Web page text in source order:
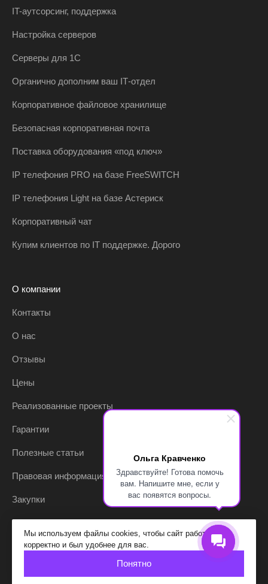
Ольга Кравченко
Здравствуйте! Готова помочь
вам. Напишите мне, если у
вас появятся вопросы.
IT-аутсорсинг, поддержка
Настройка серверов
Серверы для 1С
Органично дополним ваш IT‑отдел
Корпоративное файловое хранилище
Безопасная корпоративная почта
Поставка оборудования «под ключ»
IP телефония PRO на базе FreeSWITCH
IP телефония Light на базе Астериск
Корпоративный чат
Купим клиентов по IT поддержке. Дорого
О компании
Контакты
О нас
Отзывы
Цены
Реализованные проекты
Гарантии
Полезные статьи
Правовая информация
Закупки
Мы используем файлы cookies, чтобы сайт работал
корректно и был удобнее для вас.
Понятно